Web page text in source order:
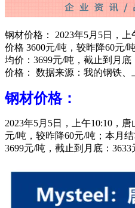
钢材价格： 2023年5月5日，
价格 3600元/吨，较昨降60元/
均价：3699元/吨，截止到月
价格： 数据来源：我的钢铁
钢材价格：
2023年5月5日，上午10:10，
元/吨，较昨降60元/吨；本月
3699元/吨，截止到月底：3633